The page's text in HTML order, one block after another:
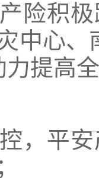
险积
中心
提高
，平